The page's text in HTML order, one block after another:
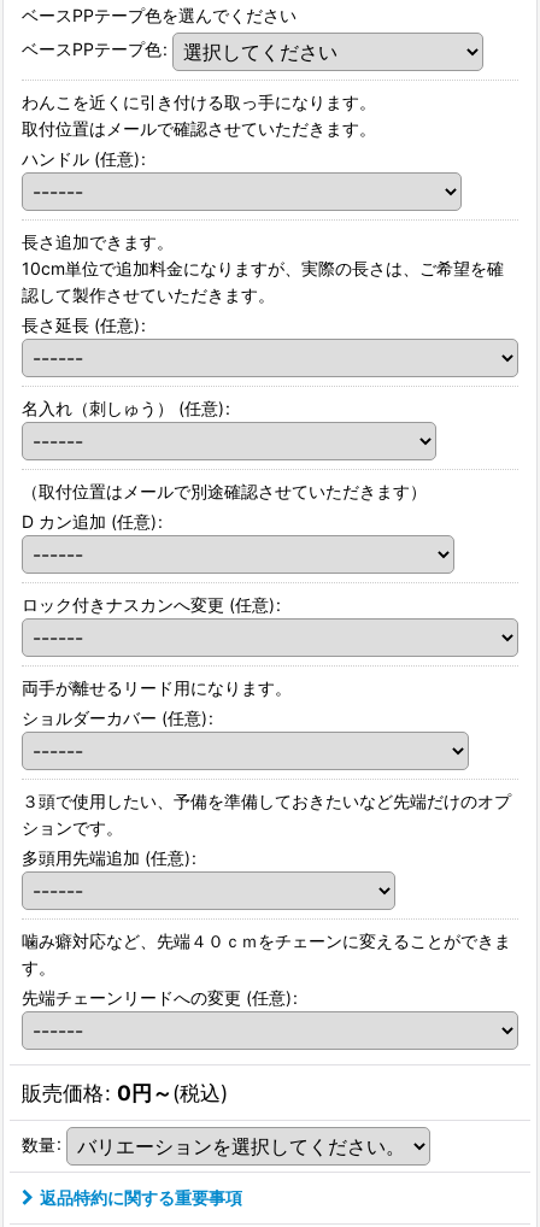
ベースPPテープ色を選んでください
ベースPPテープ色:
わんこを近くに引き付ける取っ手になります。
取付位置はメールで確認させていただきます。
ハンドル (任意):
長さ追加できます。
10cm単位で追加料金になりますが、実際の長さは、ご希望を確
認して製作させていただきます。
長さ延長 (任意):
名入れ（刺しゅう） (任意):
（取付位置はメールで別途確認させていただきます）
D カン追加 (任意):
ロック付きナスカンへ変更 (任意):
両手が離せるリード用になります。
ショルダーカバー (任意):
３頭で使用したい、予備を準備しておきたいなど先端だけのオプ
ションです。
多頭用先端追加 (任意):
噛み癖対応など、先端４０ｃｍをチェーンに変えることができま
す。
先端チェーンリードへの変更 (任意):
販売価格: 0円～(税込)
数量:
返品特約に関する重要事項